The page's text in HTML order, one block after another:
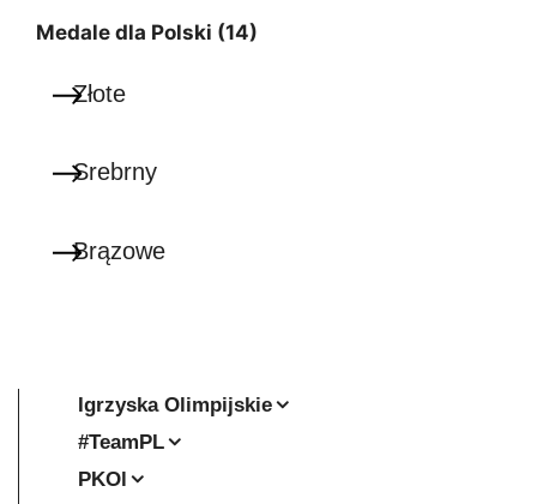
Medale dla Polski (14)
Złote
Srebrny
Brązowe
Igrzyska Olimpijskie
#TeamPL
PKOl